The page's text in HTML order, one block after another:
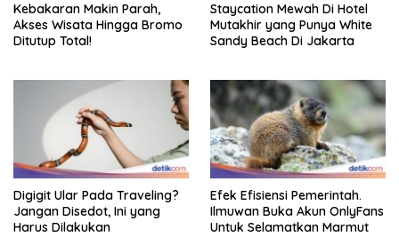
Kebakaran Makin Parah,
Akses Wisata Hingga Bromo
Ditutup Total!
Staycation Mewah Di Hotel
Mutakhir yang Punya White
Sandy Beach Di Jakarta
Digigit Ular Pada Traveling?
Jangan Disedot, Ini yang
Harus Dilakukan
Efek Efisiensi Pemerintah.
Ilmuwan Buka Akun OnlyFans
Untuk Selamatkan Marmut